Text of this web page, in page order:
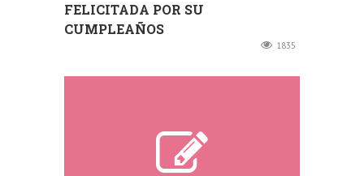
FELICITADA POR SU
CUMPLEAÑOS
1835